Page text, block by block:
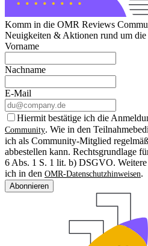
Komm in die OMR Reviews
Neuigkeiten & Aktionen rund um die
Vorname
Nachname
E-Mail
Hiermit bestätige ich die
Community. Wie in den
ich als Community-Mitglied
abbestellen kann. Rechtsgrundlage
6 Abs. 1 S. 1 lit. b) DSGVO.
ich in den OMR-Datenschutzhinweisen.
Abonnieren